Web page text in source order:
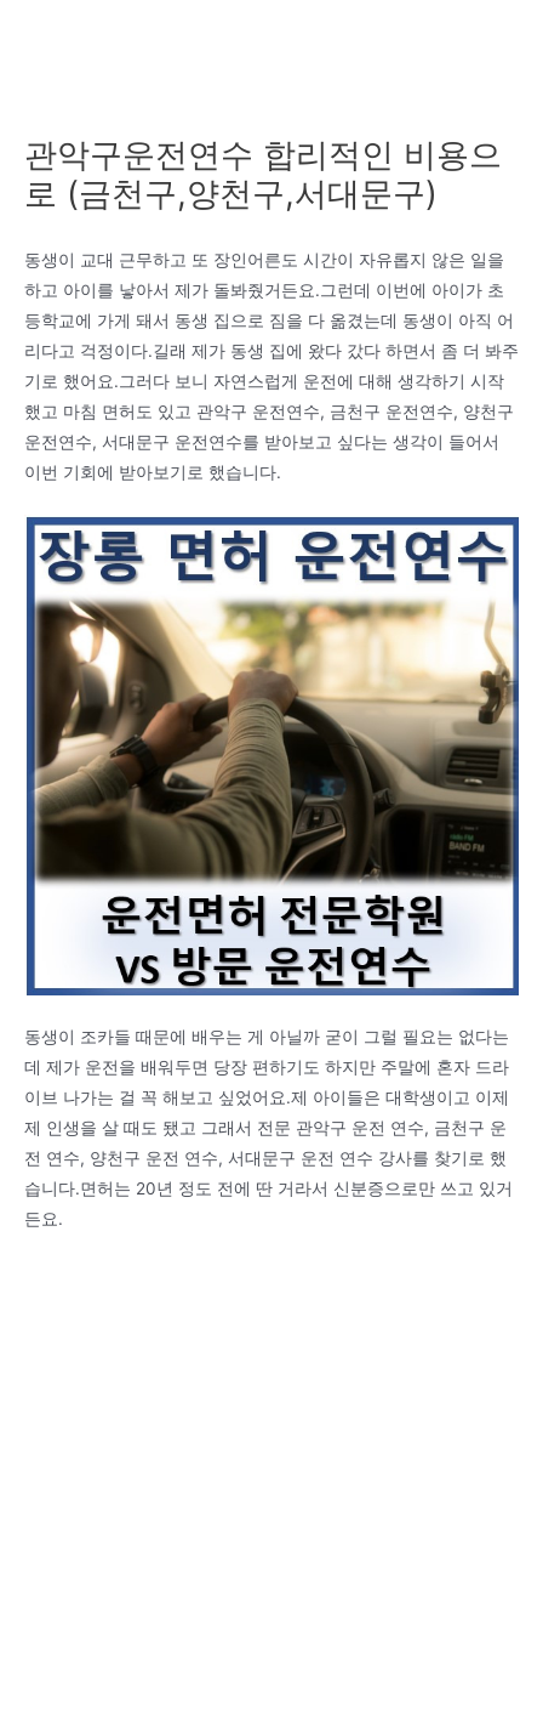
관악구운전연수 합리적인 비용으
로 (금천구,양천구,서대문구)
동생이 교대 근무하고 또 장인어른도 시간이 자유롭지 않은 일을
하고 아이를 낳아서 제가 돌봐줬거든요.그런데 이번에 아이가 초
등학교에 가게 돼서 동생 집으로 짐을 다 옮겼는데 동생이 아직 어
리다고 걱정이다.길래 제가 동생 집에 왔다 갔다 하면서 좀 더 봐주
기로 했어요.그러다 보니 자연스럽게 운전에 대해 생각하기 시작
했고 마침 면허도 있고 관악구 운전연수, 금천구 운전연수, 양천구
운전연수, 서대문구 운전연수를 받아보고 싶다는 생각이 들어서
이번 기회에 받아보기로 했습니다.
동생이 조카들 때문에 배우는 게 아닐까 굳이 그럴 필요는 없다는
데 제가 운전을 배워두면 당장 편하기도 하지만 주말에 혼자 드라
이브 나가는 걸 꼭 해보고 싶었어요.제 아이들은 대학생이고 이제
제 인생을 살 때도 됐고 그래서 전문 관악구 운전 연수, 금천구 운
전 연수, 양천구 운전 연수, 서대문구 운전 연수 강사를 찾기로 했
습니다.면허는 20년 정도 전에 딴 거라서 신분증으로만 쓰고 있거
든요.